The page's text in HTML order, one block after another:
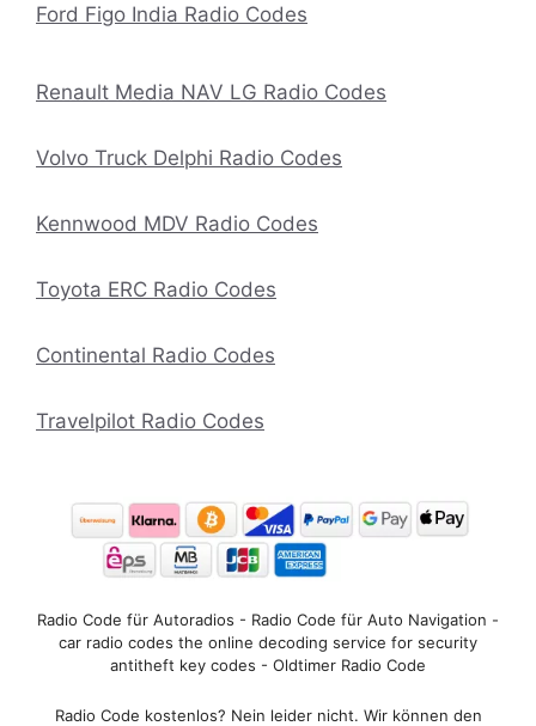
Ford Figo India Radio Codes
Renault Media NAV LG Radio Codes
Volvo Truck Delphi Radio Codes
Kennwood MDV Radio Codes
Toyota ERC Radio Codes
Continental Radio Codes
Travelpilot Radio Codes
Radio Code für Autoradios - Radio Code für Auto Navigation -
car radio codes the online decoding service for security
antitheft key codes - Oldtimer Radio Code
Radio Code kostenlos? Nein leider nicht. Wir können den